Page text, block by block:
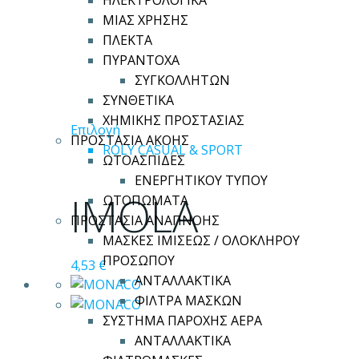
ΜΙΑΣ ΧΡΗΣΗΣ
ΠΛΕΚΤΑ
ΠΥΡΑΝΤΟΧΑ
ΣΥΓΚΟΛΛΗΤΩΝ
ΣΥΝΘΕΤΙΚΑ
ΧΗΜΙΚΗΣ ΠΡΟΣΤΑΣΙΑΣ
ΠΡΟΣΤΑΣΙΑ ΑΚΟΗΣ
ΩΤΟΑΣΠΙΔΕΣ
ΕΝΕΡΓΗΤΙΚΟΥ ΤΥΠΟΥ
ΩΤΟΠΩΜΑΤΑ
ΠΡΟΣΤΑΣΙΑ ΑΝΑΠΝΟΗΣ
ΜΑΣΚΕΣ ΙΜΙΣΕΩΣ / ΟΛΟΚΛΗΡΟΥ
ΠΡΟΣΩΠΟΥ
ΑΝΤΑΛΛΑΚΤΙΚΑ
ΦΙΛΤΡΑ ΜΑΣΚΩΝ
ΣΥΣΤΗΜΑ ΠΑΡΟΧΗΣ ΑΕΡΑ
ΑΝΤΑΛΛΑΚΤΙΚΑ
ΕπιλογήΑυτό
το
προϊόν
έχει
πολλαπλές
παραλλαγές.
Οι
επιλογές
μπορούν
να
επιλεγούν
στη
ROLY CASUAL & SPORT
IMOLA
4,53 €